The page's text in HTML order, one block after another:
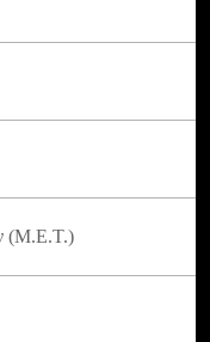
(Μ.Ε.Τ.)